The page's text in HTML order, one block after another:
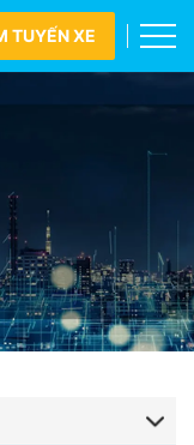
TUYẾN XE